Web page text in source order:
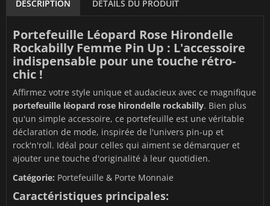
DESCRIPTION DÉTAILS DU PRODUIT
Portefeuille Léopard Rose Hirondelle
Rockabilly Femme Pin Up : L'accessoire
indispensable pour une touche rétro-
chic !
Affirmez votre style unique et audacieux avec ce magnifique
portefeuille léopard rose hirondelle rockabilly. Bien plus
qu'un simple accessoire, ce portefeuille est une véritable
déclaration de mode, inspirée de l'univers pin-up et
rock'n'roll. Idéal pour celles qui aiment se démarquer et
ajouter une touche d'originalité à leur quotidien.
Catégorie: Portefeuille & Porte Monnaie
Caractéristiques principales: